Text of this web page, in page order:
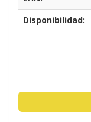
Disponibilidad: